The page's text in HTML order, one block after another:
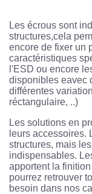
Les écrous sont
structures,cela
encore de fixer un
caractéristiques
l'ESD ou encore
disponibles eavec
différentes
réctangulaire, ..)
Les solutions en
leurs accessoires.
structures, mais
indispensables.
apportent la
pourrez retrouver
besoin dans nos